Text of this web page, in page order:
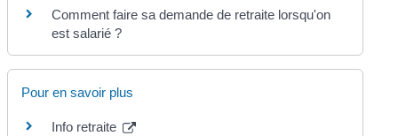
Comment faire sa demande de retraite lorsqu'on
est salarié ?
Pour en savoir plus
Info retraite